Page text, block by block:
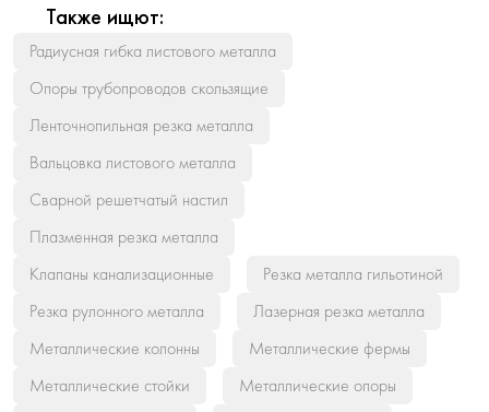
Также ищют:
Радиусная гибка листового металла
Опоры трубопроводов скользящие
Ленточнопильная резка металла
Вальцовка листового металла
Сварной решетчатый настил
Плазменная резка металла
Клапаны канализационные
Резка металла гильотиной
Резка рулонного металла
Лазерная резка металла
Металлические колонны
Металлические фермы
Металлические стойки
Металлические опоры